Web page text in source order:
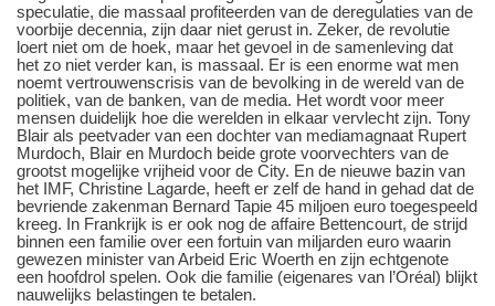
speculatie, die massaal profiteerden van de deregulaties van de
voorbije decennia, zijn daar niet gerust in. Zeker, de revolutie
loert niet om de hoek, maar het gevoel in de samenleving dat
het zo niet verder kan, is massaal. Er is een enorme wat men
noemt vertrouwenscrisis van de bevolking in de wereld van de
politiek, van de banken, van de media. Het wordt voor meer
mensen duidelijk hoe die werelden in elkaar vervlecht zijn. Tony
Blair als peetvader van een dochter van mediamagnaat Rupert
Murdoch, Blair en Murdoch beide grote voorvechters van de
grootst mogelijke vrijheid voor de City. En de nieuwe bazin van
het IMF, Christine Lagarde, heeft er zelf de hand in gehad dat de
bevriende zakenman Bernard Tapie 45 miljoen euro toegespeeld
kreeg. In Frankrijk is er ook nog de affaire Bettencourt, de strijd
binnen een familie over een fortuin van miljarden euro waarin
gewezen minister van Arbeid Eric Woerth en zijn echtgenote
een hoofdrol spelen. Ook die familie (eigenares van l’Oréal) blijkt
nauwelijks belastingen te betalen.